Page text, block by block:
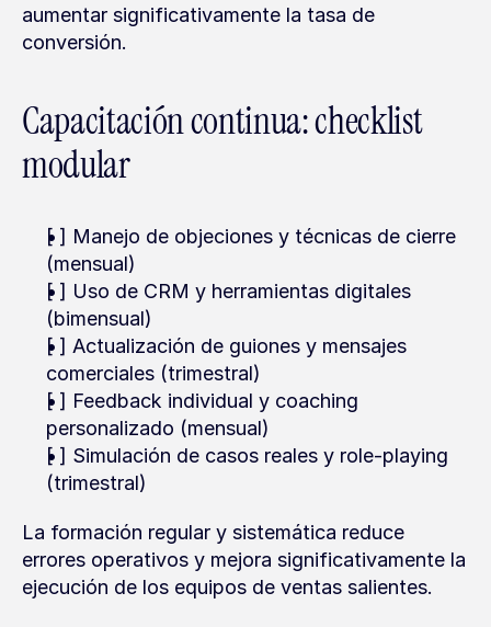
aumentar significativamente la tasa de
conversión.
Capacitación continua: checklist
modular
[ ] Manejo de objeciones y técnicas de cierre
(mensual)
[ ] Uso de CRM y herramientas digitales
(bimensual)
[ ] Actualización de guiones y mensajes
comerciales (trimestral)
[ ] Feedback individual y coaching
personalizado (mensual)
[ ] Simulación de casos reales y role-playing
(trimestral)
La formación regular y sistemática reduce
errores operativos y mejora significativamente la
ejecución de los equipos de ventas salientes.